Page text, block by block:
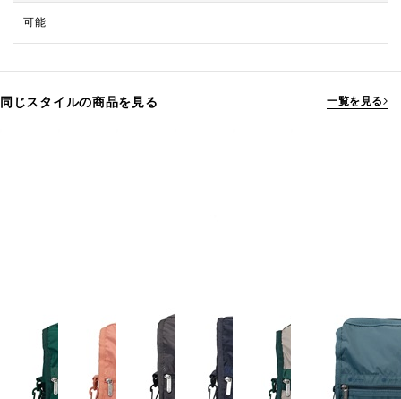
可能
同じスタイルの商品を見る 一覧を見る